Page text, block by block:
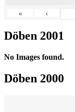
« ‹
Döben 2001
No Images found.
Döben 2000